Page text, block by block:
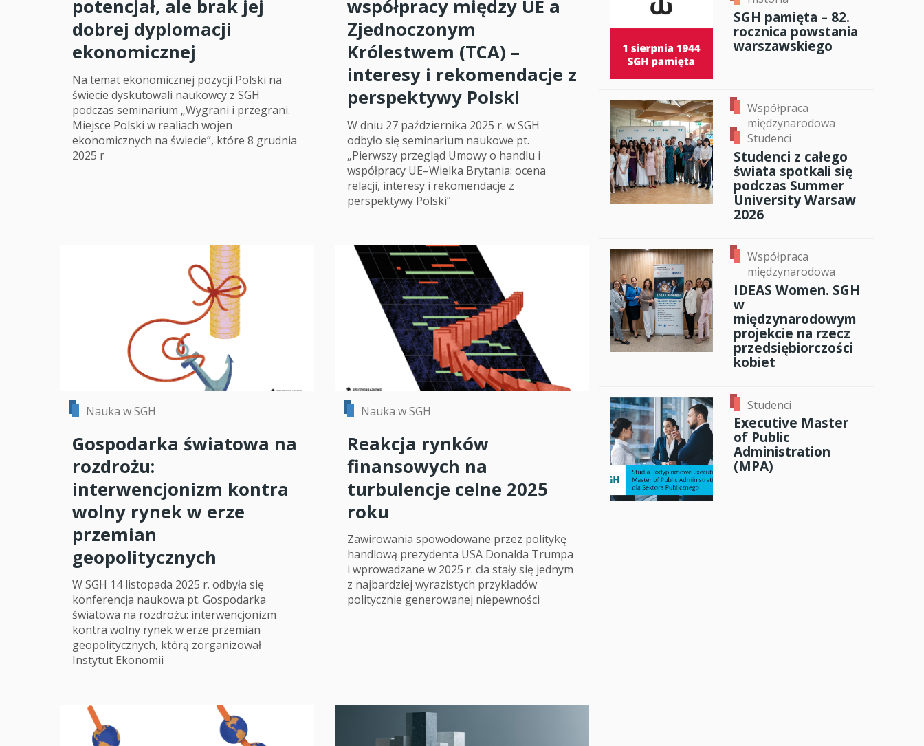
Współpraca międzynarodowa
Współpraca z otoczeniem
Sport
Historia
potencjał, ale brak jej
dobrej dyplomacji
ekonomicznej
Na temat ekonomicznej pozycji Polski na
świecie dyskutowali naukowcy z SGH
podczas seminarium „Wygrani i przegrani.
Miejsce Polski w realiach wojen
ekonomicznych na świecie”, które 8 grudnia
2025 r
współpracy między UE a
Zjednoczonym
Królestwem (TCA) –
interesy i rekomendacje z
perspektywy Polski
W dniu 27 października 2025 r. w SGH
odbyło się seminarium naukowe pt.
„Pierwszy przegląd Umowy o handlu i
współpracy UE–Wielka Brytania: ocena
relacji, interesy i rekomendacje z
perspektywy Polski”
Nauka w SGH
Gospodarka światowa na
rozdrożu:
interwencjonizm kontra
wolny rynek w erze
przemian
geopolitycznych
W SGH 14 listopada 2025 r. odbyła się
konferencja naukowa pt. Gospodarka
światowa na rozdrożu: interwencjonizm
kontra wolny rynek w erze przemian
geopolitycznych, którą zorganizował
Instytut Ekonomii
Nauka w SGH
Reakcja rynków
finansowych na
turbulencje celne 2025
roku
Zawirowania spowodowane przez politykę
handlową prezydenta USA Donalda Trumpa
i wprowadzane w 2025 r. cła stały się jednym
z najbardziej wyrazistych przykładów
politycznie generowanej niepewności
SGH pamięta – 82.
rocznica powstania
warszawskiego
Współpraca
międzynarodowa
Studenci
Studenci z całego
świata spotkali się
podczas Summer
University Warsaw
2026
Współpraca
międzynarodowa
IDEAS Women. SGH
w
międzynarodowym
projekcie na rzecz
przedsiębiorczości
kobiet
Studenci
Executive Master
of Public
Administration
(MPA)